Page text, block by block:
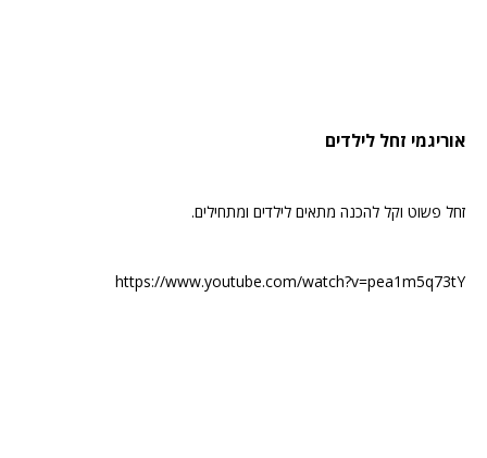
אוריגמי זחל לילדים
זחל פשוט וקל להכנה מתאים לילדים ומתחילים.
https://www.youtube.com/watch?v=pea1m5q73tY